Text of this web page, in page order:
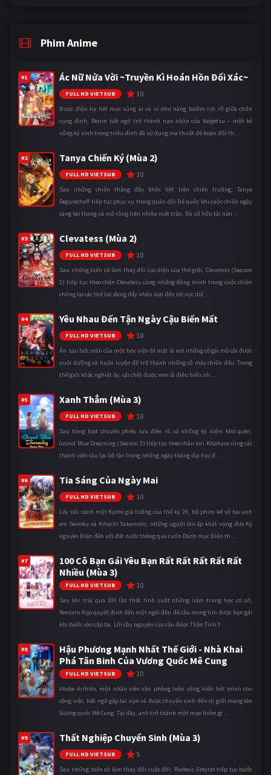
Phim Anime
#1 Ác Nữ Nửa Vời ~Truyền Kì Hoán Hồn Đổi Xác~
FULL HD VIETSUB 10
Được điện hạ hết mực sủng ái và ví như nàng bướm rực rỡ giữa chốn
cung đình, Reirin bất ngờ trở thành nạn nhân của Keigetsu – một kẻ
sống ký sinh trong triều đình đã sử dụng ma thuật để hoán đổi th ...
#2 Tanya Chiến Ký (Mùa 2)
FULL HD VIETSUB 10
Sau những chiến thắng đầy khốc liệt trên chiến trường, Tanya
Degurechaff tiếp tục phục vụ trong quân đội Đế quốc khi cuộc chiến ngày
càng leo thang và mở rộng trên nhiều mặt trận. Dù sở hữu tài năn ...
#3 Clevatess (Mùa 2)
FULL HD VIETSUB 10
Sau những biến cố làm thay đổi cục diện của thế giới, Clevatess (Season
2) tiếp tục theo chân Clevatess cùng những đồng minh trong cuộc chiến
chống lại các thế lực đang đẩy nhân loại đến bờ vực diệ ...
#4 Yêu Nhau Đến Tận Ngày Cậu Biến Mất
FULL HD VIETSUB 10
Ẩn sau bức màn của một học viện bí mật là nơi những cô gái mồ côi được
nuôi dưỡng và huấn luyện để trở thành những cỗ máy chiến đấu. Trong
thế giới khắc nghiệt ấy, cái chết được xem là điều hiển nh ...
#5 Xanh Thẳm (Mùa 3)
FULL HD VIETSUB 10
Sau hàng loạt chuyến phiêu lưu điên rồ và những kỷ niệm khó quên,
Grand Blue Dreaming (Season 3) tiếp tục theo chân Iori Kitahara cùng các
thành viên câu lạc bộ lặn trong những ngày tháng đại học đ ...
#6 Tia Sáng Của Ngày Mai
FULL HD VIETSUB 10
Lấy bối cảnh một Kyoto giả tưởng của thế kỷ 20, bộ phim kể về hai anh
em Seiroku và Kihachi Sakamoto, những người ôm ấp khát vọng đưa Kỷ
nguyên Điện đến với đất nước thông qua cuốn Danh mục Điện th ...
#7
100 Cô Bạn Gái Yêu Bạn Rất Rất Rất Rất Rất
Nhiều (Mùa 3)
FULL HD VIETSUB 10
Sau khi trải qua 100 lần thất tình suốt những năm trung học cơ sở,
Rentaro Aijo quyết định đến một ngôi đền để cầu mong tìm được bạn gái
khi bước vào cấp ba. Lời cầu nguyện của cậu được Thần Tình Y ...
#8
Hậu Phương Mạnh Nhất Thế Giới - Nhà Khai
Phá Tân Binh Của Vương Quốc Mê Cung
FULL HD VIETSUB 10
Atobe Arihito, một nhân viên văn phòng luôn cống hiến hết mình cho
công việc, bất ngờ gặp tai nạn và được chuyển sinh đến dị giới mang tên
Vương quốc Mê Cung. Tại đây, anh trở thành một mạo hiểm gi ...
#9 Thất Nghiệp Chuyển Sinh (Mùa 3)
FULL HD VIETSUB 5
Sau những biến cố làm thay đổi cuộc đời, Rudeus Greyrat tiếp tục bước